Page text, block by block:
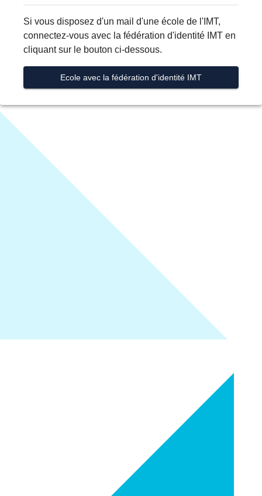
Si vous disposez d'un mail d'une école de l'IMT,
connectez-vous avec la fédération d'identité IMT en
cliquant sur le bouton ci-dessous.
Ecole avec la fédération d'identité IMT